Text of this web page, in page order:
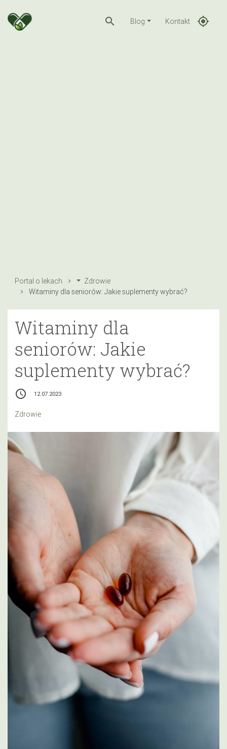
search Blog Kontakt gps_fixed
Portal o lekach
Zdrowie
Witaminy dla seniorów: Jakie suplementy wybrać?
Witaminy dla
seniorów: Jakie
suplementy wybrać?
access_time 12.07.2023
Zdrowie